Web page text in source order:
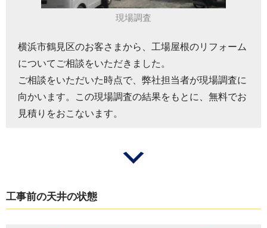
現場調査
横浜市鶴見区のお客さまから、工場屋根のリフォーム
についてご相談をいただきました。
ご相談をいただいた時点で、弊社担当者が現場調査に
向かいます。この現場調査の結果をもとに、無料でお
見積りをおこないます。
工事前の天井の状態